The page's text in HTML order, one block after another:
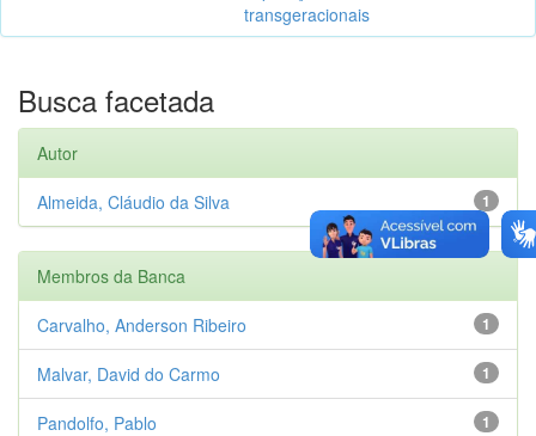
transgeracionais
Busca facetada
Autor
1
Almeida, Cláudio da Silva
Membros da Banca
1
Carvalho, Anderson Ribeiro
1
Malvar, David do Carmo
1
Pandolfo, Pablo